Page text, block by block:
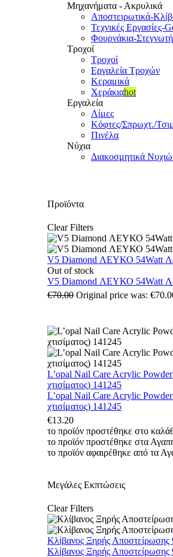
Μηχανήματα - Ακρυλικά
Αποστειρωτικά-
Τεχνικές Εργασίες-
Φουρνάκια-
Τροχοί
Τροχοί
Εργαλεία Τροχών
Κεραμικά
Χεράκιαhot
Εργαλεία
Λίμες
Κόφτες/Σπρωχτ./
Πινέλα
Νύχια
Διακοσμητικά
Προϊόντα
Clear Filters
V5 Diamond ΛΕΥΚΟ 54Watt
Out of stock
V5 Diamond ΛΕΥΚΟ 54Watt
€70.00 Original price was:
L’opal Nail Care Acrylic
χτισίματος) 141245
L’opal Nail Care Acrylic
χτισίματος) 141245
€13.20
το προϊόν προστέθηκε στο
το προϊόν προστέθηκε στα
το προϊόν αφαιρέθηκε από τα
Μεγάλες Εκπτώσεις
Clear Filters
Κλίβανος Ξηρής
Κλίβανος Ξηρής